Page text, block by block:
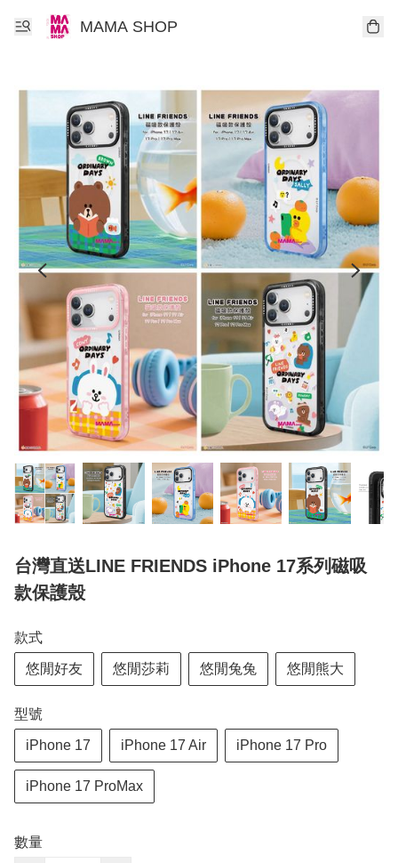
MAMA SHOP
台灣直送LINE FRIENDS iPhone 17系列磁吸
款保護殼
款式
悠閒好友 悠閒莎莉 悠閒兔兔 悠閒熊大
型號
iPhone 17 iPhone 17 Air iPhone 17 Pro
​iPhone 17 ProMax
數量